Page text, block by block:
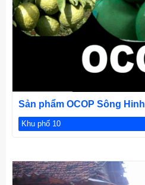
Sản phẩm OCOP Sông Hinh
Khu phố 10